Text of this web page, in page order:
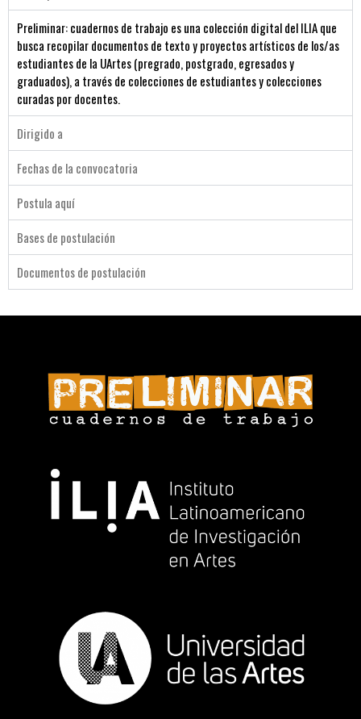
Preliminar: cuadernos de trabajo es una colección digital del ILIA que
busca recopilar documentos de texto y proyectos artísticos de los/as
estudiantes de la UArtes (pregrado, postgrado, egresados y
graduados), a través de colecciones de estudiantes y colecciones
curadas por docentes.
Dirigido a
Fechas de la convocatoria
Postula aquí
Bases de postulación
Documentos de postulación